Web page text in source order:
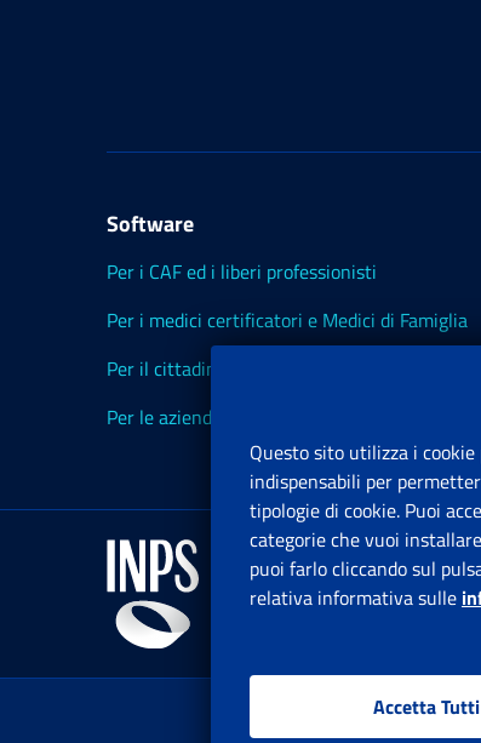
Software
Per i CAF ed i liberi professionisti
Per i medici certificatori e Medici di Famiglia
Per il cittadino
Per le aziende ed i Consulenti
Questo sito utilizza i
indispensabili per
tipologie di cookie. Puoi
categorie che vuoi
puoi farlo cliccando sul
relativa informativa sulle
Accetta Tutti